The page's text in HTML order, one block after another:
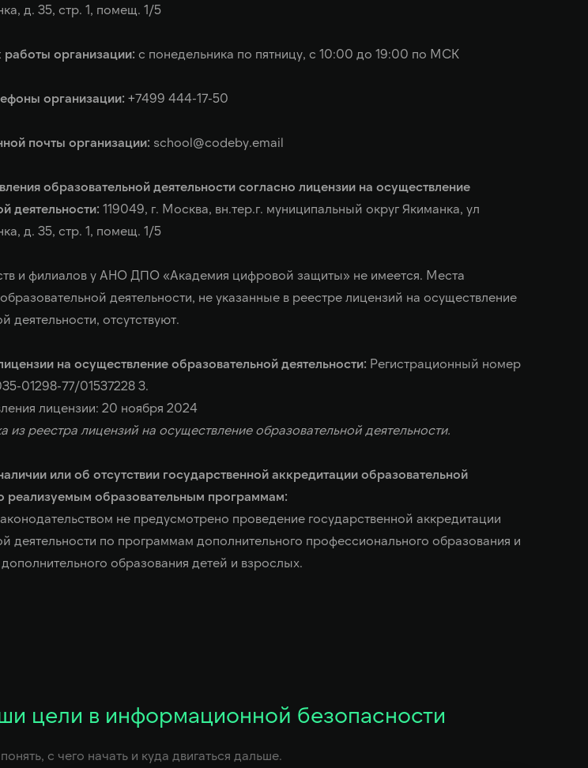
д. 35, стр. 1, помещ. 1/5
организации: с понедельника по пятницу, с 10:00 до 19:00 по МСК
организации: +7499 444-17-50
почты организации: school@codeby.email
образовательной деятельности согласно лицензии на осуществление
деятельности: 119049, г. Москва, вн.тер.г. муниципальный округ Якиманка, ул
д. 35, стр. 1, помещ. 1/5
и филиалов у АНО ДПО «Академия цифровой защиты» не имеется. Места
деятельности, не указанные в реестре лицензий на осуществление
деятельности, отсутствуют.
на осуществление образовательной деятельности: Регистрационный номер
01298-77/01537228 3.
лицензии: 20 ноября 2024
из реестра лицензий на осуществление образовательной деятельности.
или об отсутствии государственной аккредитации образовательной
реализуемым образовательным программам:
не предусмотрено проведение государственной аккредитации
деятельности по программам дополнительного профессионального образования и
образования детей и взрослых.
цели в информационной безопасности
с чего начать и куда двигаться дальше.